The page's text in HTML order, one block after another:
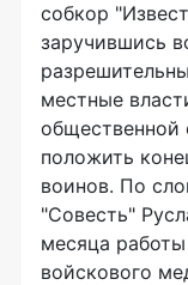
собкор
заручившись
местные
общественной
положить
воинов. По
"Совесть"
месяца
войскового